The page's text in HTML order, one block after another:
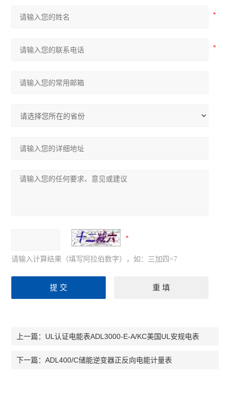
请输入计算结果（填写阿拉伯数字），如：三加四=7
上一篇： UL认证电能表ADL3000-E-A/KC美国UL安规电表
下一篇：ADL400/C储能逆变器正反向电能计量表